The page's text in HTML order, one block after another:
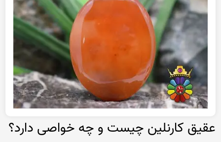
عقیق کارنلین چیست و چه خواصی دارد؟